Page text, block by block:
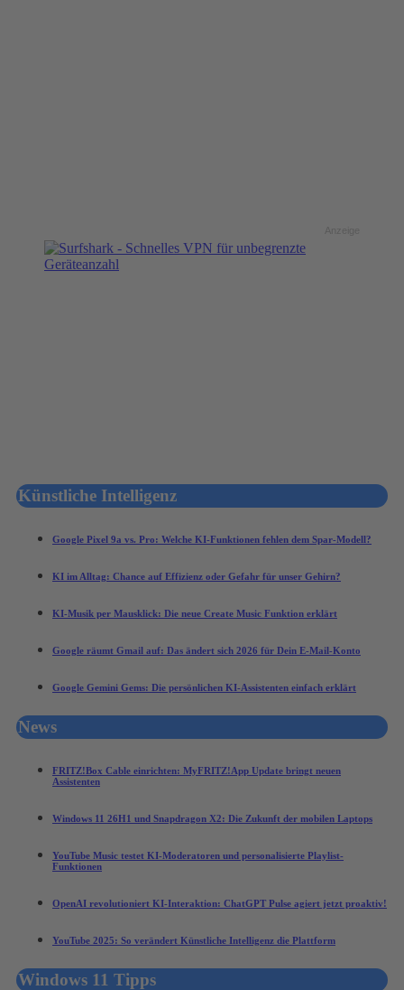
Künstliche Intelligenz
Google Pixel 9a vs. Pro: Welche KI-Funktionen fehlen dem Spar-Modell?
KI im Alltag: Chance auf Effizienz oder Gefahr für unser Gehirn?
KI-Musik per Mausklick: Die neue Create Music Funktion erklärt
Google räumt Gmail auf: Das ändert sich 2026 für Dein E-Mail-Konto
Google Gemini Gems: Die persönlichen KI-Assistenten einfach erklärt
News
FRITZ!Box Cable einrichten: MyFRITZ!App Update bringt neuen
Assistenten
Windows 11 26H1 und Snapdragon X2: Die Zukunft der mobilen Laptops
YouTube Music testet KI-Moderatoren und personalisierte Playlist-
Funktionen
OpenAI revolutioniert KI-Interaktion: ChatGPT Pulse agiert jetzt proaktiv!
YouTube 2025: So verändert Künstliche Intelligenz die Plattform
Windows 11 Tipps